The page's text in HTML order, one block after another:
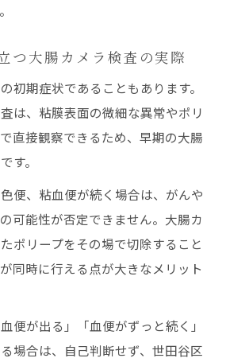
つ大腸カメラ検査の実際
初期症状であることもあります。
は、粘膜表面の微細な異常やポリ
直接観察できるため、早期の大腸
す。
便、粘血便が続く場合は、がんや
可能性が否定できません。大腸カ
ポリープをその場で切除すること
同時に行える点が大きなメリット
便が出る」「血便がずっと続く」
場合は、自己判断せず、世田谷区